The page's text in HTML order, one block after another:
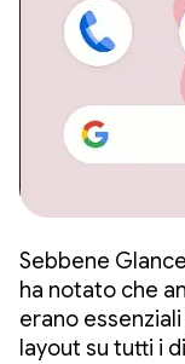
Sebbene
ha notato che
erano
layout su tutti i